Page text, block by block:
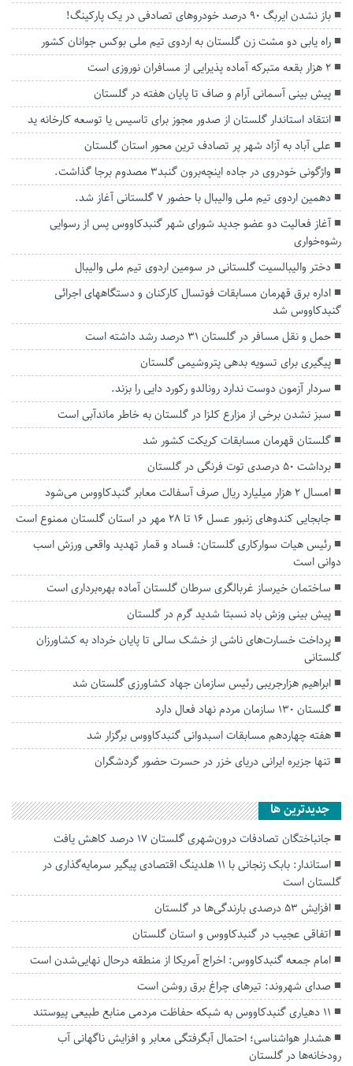
باز نشدن ایربگ ۹۰ درصد خودروهای تصادفی در یک پارکینگ!
راه یابی دو مشت زن گلستان به اردوی تیم ملی بوکس جوانان کشور
۲ هزار بقعه متبرکه آماده پذیرایی از مسافران نوروزی است
پیش بینی آسمانی آرام و صاف تا پایان هفته در گلستان
انتقاد استاندار گلستان از صدور مجوز برای تاسیس یا توسعه کارخانه ید
علی آباد به آزاد شهر پر تصادف‌ ترین محور استان گلستان
واژگونی خودروی در جاده اینچه‌برون گنبد۳ مصدوم برجا گذاشت.
دهمین اردوی تیم ملی والیبال با حضور ۷ گلستانی آغاز شد.
آغاز فعالیت دو عضو جدید شورای شهر گنبدکاووس پس از رسوایی
رشوه‌خواری
دختر والیبالسیت گلستانی در سومین اردوی تیم ملی والیبال
اداره برق قهرمان مسابقات فوتسال کارکنان و دستگاههای اجرائی
گنبدکاووس شد
حمل و نقل مسافر در گلستان ۳۱ درصد رشد داشته است
پیگیری برای تسویه بدهی پتروشیمی گلستان
سردار آزمون دوست ندارد رونالدو رکورد دایی را بزند.
سبز نشدن برخی از مزارع کلزا در گلستان به خاطر ماندآبی است
گلستان قهرمان مسابقات کریکت کشور شد
برداشت ۵۰ درصدی توت فرنگی در گلستان
امسال ۲ هزار میلیارد ریال صرف آسفالت معابر گنبدکاووس می‌شود
جابجایی کندو‌های زنبور عسل ۱۶ تا ۲۸ مهر در استان گلستان ممنوع است
رئیس هیات سوارکاری گلستان: فساد و قمار تهدید واقعی ورزش اسب
دوانی است
ساختمان خیرساز غربالگری سرطان گلستان آماده بهره‌برداری است
پیش بینی وزش باد نسبتا شدید گرم در گلستان
پرداخت خسارت‌های ناشی از خشک سالی تا پایان خرداد به کشاورزان
گلستانی
ابراهیم هزارجریبی رئیس سازمان جهاد کشاورزی گلستان شد
گلستان ۱۳۰ سازمان مردم نهاد فعال دارد
هفته چهاردهم مسابقات اسبدوانی گنبدکاووس برگزار شد
تنها جزیره ایرانی دریای خزر در حسرت حضور گردشگران
جديدترين ها
جانباختگان تصادفات درون‌شهری گلستان ۱۷ درصد کاهش یافت
استاندار: بابک زنجانی با ۱۱ هلدینگ اقتصادی پیگیر سرمایه‌گذاری در
گلستان است
افزایش ۵۳ درصدی بارندگی‌ها در گلستان
اتفاقی عجیب در‌ گنبدکاووس و استان گلستان
امام جمعه گنبدکاووس: اخراج آمریکا از منطقه درحال نهایی‌شدن است
صدای شهروند: تیرهای چراغ برق روشن است
۱۱ دهیاری گنبدکاووس به شبکه حفاظت مردمی منابع طبیعی پیوستند
هشدار هواشناسی؛ احتمال آبگرفتگی معابر و افزایش ناگهانی آب
رودخانه‌ها در گلستان